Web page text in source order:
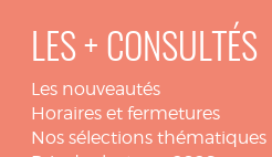
LES + CONSULTÉS
Les nouveautés
Horaires et fermetures
Nos sélections thématiques